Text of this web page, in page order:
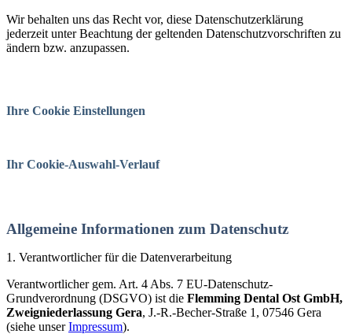
Wir behalten uns das Recht vor, diese Datenschutzerklärung
jederzeit unter Beachtung der geltenden Datenschutzvorschriften zu
ändern bzw. anzupassen.
Ihre Cookie Einstellungen
Ihr Cookie-Auswahl-Verlauf
Allgemeine Informationen zum Datenschutz
1. Verantwortlicher für die Datenverarbeitung
Verantwortlicher gem. Art. 4 Abs. 7 EU-Datenschutz-
Grundverordnung (DSGVO) ist die Flemming Dental Ost GmbH,
Zweigniederlassung Gera, J.-R.-Becher-Straße 1, 07546 Gera
(siehe unserImpressum).